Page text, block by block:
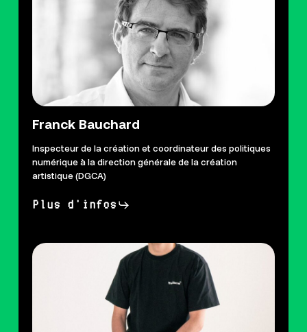
Franck Bauchard
Inspecteur de la créationet coordinateur des politiques
numériqueà la direction générale de la création
artistique (DGCA)
Plus d'infos